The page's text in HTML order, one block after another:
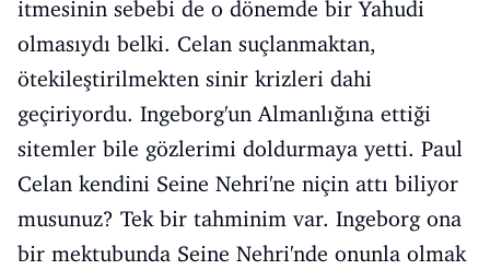
itmesinin sebebi de o dönemde bir Yahudi
olmasıydı belki. Celan suçlanmaktan,
ötekileştirilmekten sinir krizleri dahi
geçiriyordu. Ingeborg'un Almanlığına ettiği
sitemler bile gözlerimi doldurmaya yetti. Paul
Celan kendini Seine Nehri'ne niçin attı biliyor
musunuz? Tek bir tahminim var. Ingeborg ona
bir mektubunda Seine Nehri'nde onunla olmak